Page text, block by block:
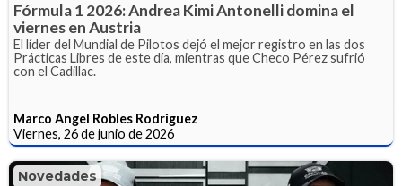
Fórmula 1 2026: Andrea Kimi Antonelli domina el
viernes en Austria
El líder del Mundial de Pilotos dejó el mejor registro en las dos
Prácticas Libres de este día, mientras que Checo Pérez sufrió
con el Cadillac.
Marco Angel Robles Rodriguez
Viernes, 26 de junio de 2026
Novedades